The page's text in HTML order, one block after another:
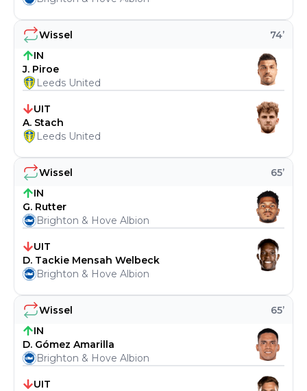
Wissel 65’
IN
D. Gómez Amarilla
Brighton & Hove Albion
UIT
Wissel 65’
IN
G. Rutter
Brighton & Hove Albion
UIT
D. Tackie Mensah Welbeck
Brighton & Hove Albion
Wissel 74’
IN
J. Piroe
Leeds United
UIT
A. Stach
Leeds United